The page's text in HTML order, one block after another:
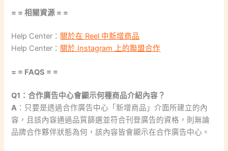
= = 相關資源 = =
Help Center： 關於在 Reel 中新增商品
Help Center： 關於 Instagram 上的聯盟合作
= = FAQS = =
Q1：合作廣告中心會顯示何種商品介紹內容？
A ：只要是透過合作廣告中心「新增商品」介面所建立的內
容，且該內容通過品質篩選並符合刊登廣告的資格，則無論
品牌合作夥伴狀態為何，該內容皆會顯示在合作廣告中心。